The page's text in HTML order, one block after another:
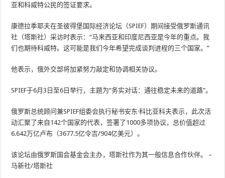
亚和科威特公民的签证要求。
康德拉季耶夫在圣彼得堡国际经济论坛（SPIEF）期间接受俄罗斯通讯
社（塔斯社）采访时表示：“马来西亚和印度尼西亚是今年的重点。我
们也期待科威特。这可能是我们今年希望完成谈判进程的三个国家。”
他表示，俄外交部将加紧努力敲定和协调相关协议。
SPIEF于6月3日至6日举行，主题为“务实对话：通往稳定未来的道路”。
俄罗斯总统顾问兼SPIEF组委会执行秘书安东·科比亚科夫表示，此次活
动汇聚了来自142个国家的代表，签署了1000多项协议，总价值超过
6.642万亿卢布（3677.5亿令吉/904亿美元）。
该论坛由俄罗斯国会基金会主办，塔斯社作为其一般信息合作伙伴。 –
马新社/塔斯社